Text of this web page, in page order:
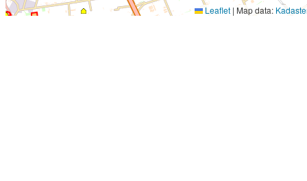
Leaflet | Map data: